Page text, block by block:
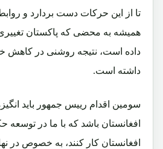
تا از این حرکات دست بردارد و
همیشه به محضی که پاکستان
داده است، نتیجه روشنی در کاهش
داشته است.
سومین اقدام رییس جمهور باید
افغانستان باشد که با ما در توسعه
افغانستان کار کنند، به خصوص در